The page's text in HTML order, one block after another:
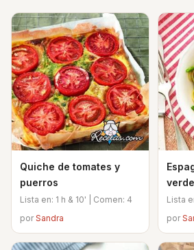
Quiche de tomates y
puerros
Lista en: 1 h & 10' | Comen: 4
porSandra
Lista
por